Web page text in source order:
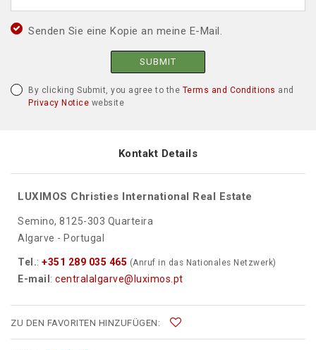
Senden Sie eine Kopie an meine E-Mail.
SUBMIT
By clicking Submit, you agree to the Terms and Conditions and
Privacy Notice website
Kontakt Details
LUXIMOS Christies International Real Estate
Semino, 8125-303 Quarteira
Algarve - Portugal
Tel.: +351 289 035 465 (Anruf in das Nationales Netzwerk)
E-mail : centralalgarve@luximos.pt
ZU DEN FAVORITEN HINZUFÜGEN: